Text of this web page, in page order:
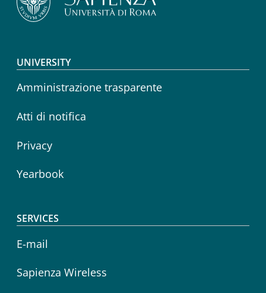
Footer menu
UNIVERSITY
Amministrazione trasparente
Atti di notifica
Privacy
Yearbook
SERVICES
E-mail
Sapienza Wireless